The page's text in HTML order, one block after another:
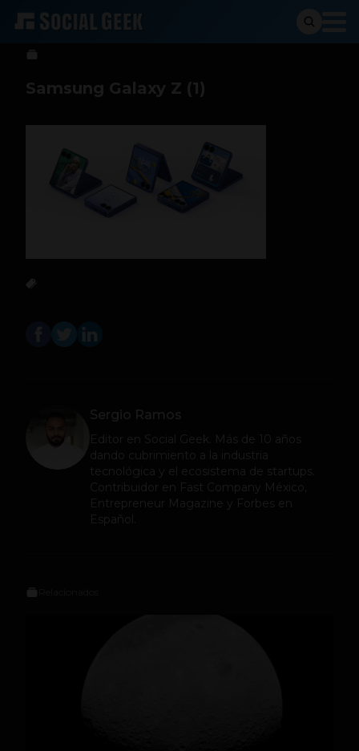
Sergio Ramos 15 de agosto de 2025
Samsung Galaxy Z (1)
Sergio Ramos
Editor en Social Geek
. Más de 10 años
dando cubrimiento a la industria
tecnológica y el ecosistema de startups.
Contribuidor en Fast Company México,
Entrepreneur Magazine y Forbes en
Español.